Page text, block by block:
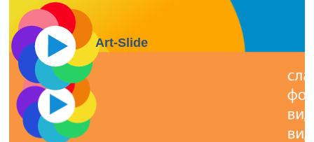
Art-Slide